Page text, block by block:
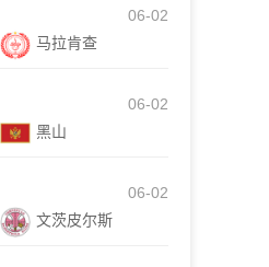
06-02
马拉肯查
06-02
黑山
06-02
文茨皮尔斯